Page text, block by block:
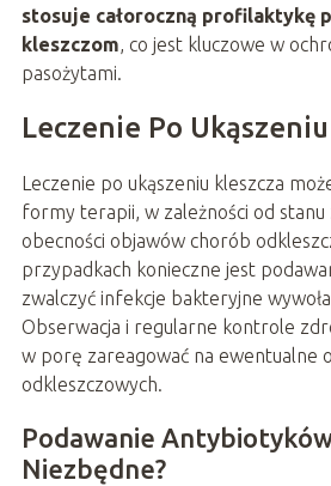
stosuje całoroczną profilaktykę
kleszczom, co jest kluczowe w
pasożytami.
Leczenie Po
Leczenie po ukąszeniu kleszcza
formy terapii, w zależności od stanu
obecności objawów chorób
przypadkach konieczne jest
zwalczyć infekcje bakteryjne
Obserwacja i regularne kontrole
w porę zareagować na ewentualne
odkleszczowych.
Podawanie
Niezbędne?